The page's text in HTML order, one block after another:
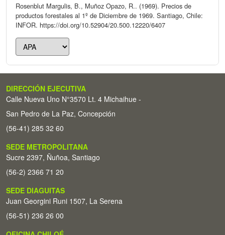
Rosenblut Margulis, B., Muñoz Opazo, R.. (1969). Precios de
productos forestales al 1º de Diciembre de 1969. Santiago, Chile:
INFOR. https://doi.org/10.52904/20.500.12220/6407
DIRECCIÓN EJECUTIVA
Calle Nueva Uno N°3570 Lt. 4 Michaihue -
San Pedro de La Paz, Concepción
(56-41) 285 32 60
SEDE METROPOLITANA
Sucre 2397, Ñuñoa, Santiago
(56-2) 2366 71 20
SEDE DIAGUITAS
Juan Georgini Runi 1507, La Serena
(56-51) 236 26 00